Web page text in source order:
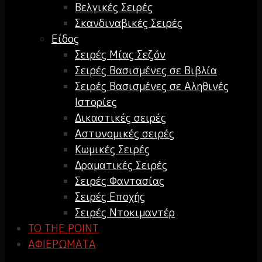
Βελγικές Σειρές
Σκανδιναβικές Σειρές
Είδος
Σειρές Μίας Σεζόν
Σειρές Βασισμένες σε Βιβλία
Σειρές Βασισμένες σε Αληθινές
Ιστορίες
Δικαστικές σειρές
Αστυνομικές σειρές
Κωμικές Σειρές
Δραματικές Σειρές
Σειρές Φαντασίας
Σειρές Εποχής
Σειρές Ντοκιμαντέρ
TO THE POINT
ΑΦΙΕΡΩΜΑΤΑ